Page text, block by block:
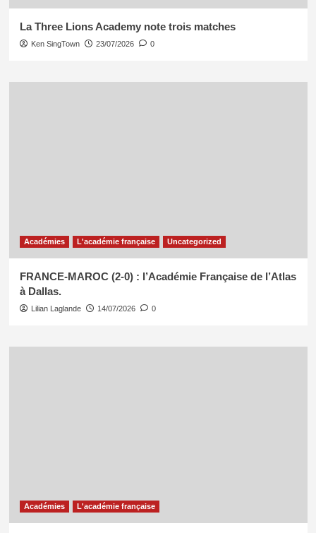
La Three Lions Academy note trois matches
Ken SingTown 23/07/2026 0
Académies L'académie française Uncategorized
FRANCE-MAROC (2-0) : l’Académie Française de l’Atlas
à Dallas.
Lilian Laglande 14/07/2026 0
Académies L'académie française